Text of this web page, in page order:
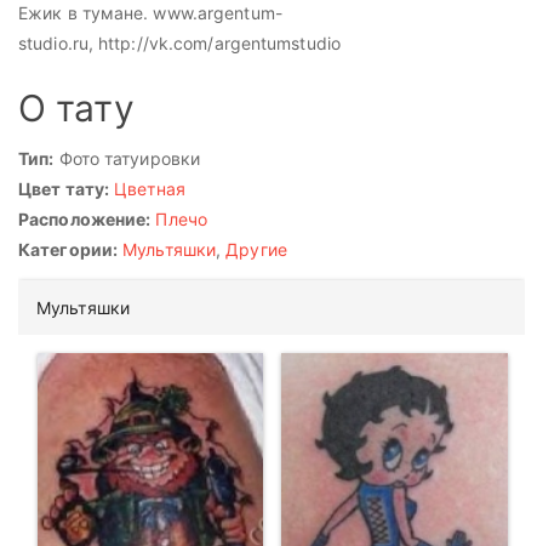
Ежик в тумане. www.argentum-
studio.ru, http://vk.com/argentumstudio
О тату
Тип: Фото татуировки
Цвет тату: Цветная
Расположение: Плечо
Категории: Мультяшки, Другие
Мультяшки